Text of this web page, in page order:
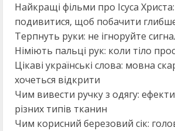
Найкращі фільми про Ісуса
подивитися, щоб побачити
Терпнуть руки: не ігноруйте
Німіють пальці рук: коли тіло
Цікаві українські слова: мовна
хочеться відкрити
Чим вивести ручку з одягу:
різних типів тканин
Чим корисний березовий сік: